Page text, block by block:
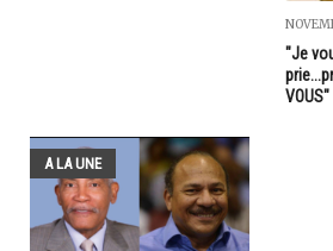
"Je
VOUS"
A LA UNE